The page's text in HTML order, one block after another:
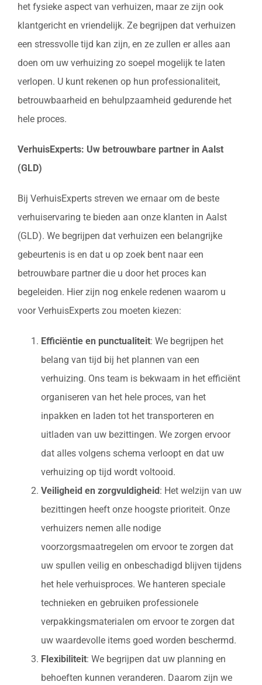
het fysieke aspect van verhuizen, maar ze zijn ook
klantgericht en vriendelijk. Ze begrijpen dat verhuizen
een stressvolle tijd kan zijn, en ze zullen er alles aan
doen om uw verhuizing zo soepel mogelijk te laten
verlopen. U kunt rekenen op hun professionaliteit,
betrouwbaarheid en behulpzaamheid gedurende het
hele proces.
VerhuisExperts: Uw betrouwbare partner in Aalst
(GLD)
Bij VerhuisExperts streven we ernaar om de beste
verhuiservaring te bieden aan onze klanten in Aalst
(GLD). We begrijpen dat verhuizen een belangrijke
gebeurtenis is en dat u op zoek bent naar een
betrouwbare partner die u door het proces kan
begeleiden. Hier zijn nog enkele redenen waarom u
voor VerhuisExperts zou moeten kiezen:
Efficiëntie en punctualiteit: We begrijpen het
belang van tijd bij het plannen van een
verhuizing. Ons team is bekwaam in het efficiënt
organiseren van het hele proces, van het
inpakken en laden tot het transporteren en
uitladen van uw bezittingen. We zorgen ervoor
dat alles volgens schema verloopt en dat uw
verhuizing op tijd wordt voltooid.
Veiligheid en zorgvuldigheid : Het welzijn van uw
bezittingen heeft onze hoogste prioriteit. Onze
verhuizers nemen alle nodige
voorzorgsmaatregelen om ervoor te zorgen dat
uw spullen veilig en onbeschadigd blijven tijdens
het hele verhuisproces. We hanteren speciale
technieken en gebruiken professionele
verpakkingsmaterialen om ervoor te zorgen dat
uw waardevolle items goed worden beschermd.
Flexibiliteit: We begrijpen dat uw planning en
behoeften kunnen veranderen. Daarom zijn we